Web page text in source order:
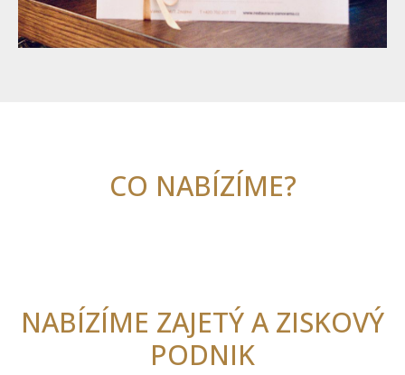
CO NABÍZÍME?
NABÍZÍME ZAJETÝ A ZISKOVÝ
PODNIK